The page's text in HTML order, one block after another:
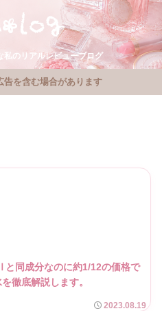
私のリアルレビューブログ
告を含む場合があります
と同成分なのに約1/12の価格で
徹底解説します。
2023.08.19